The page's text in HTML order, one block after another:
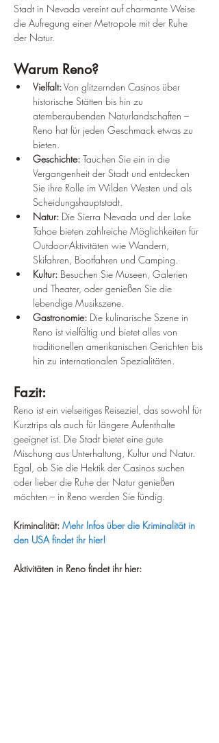
Stadt in Nevada vereint auf charmante Weise
die Aufregung einer Metropole mit der Ruhe
der Natur.
Warum Reno?
Vielfalt: Von glitzernden Casinos über
historische Stätten bis hin zu
atemberaubenden Naturlandschaften –
Reno hat für jeden Geschmack etwas zu
bieten.
Geschichte: Tauchen Sie ein in die
Vergangenheit der Stadt und entdecken
Sie ihre Rolle im Wilden Westen und als
Scheidungshauptstadt.
Natur: Die Sierra Nevada und der Lake
Tahoe bieten zahlreiche Möglichkeiten für
Outdoor-Aktivitäten wie Wandern,
Skifahren, Bootfahren und Camping.
Kultur: Besuchen Sie Museen, Galerien
und Theater, oder genießen Sie die
lebendige Musikszene.
Gastronomie: Die kulinarische Szene in
Reno ist vielfältig und bietet alles von
traditionellen amerikanischen Gerichten bis
hin zu internationalen Spezialitäten.
Fazit:
Reno ist ein vielseitiges Reiseziel, das sowohl für
Kurztrips als auch für längere Aufenthalte
geeignet ist. Die Stadt bietet eine gute
Mischung aus Unterhaltung, Kultur und Natur.
Egal, ob Sie die Hektik der Casinos suchen
oder lieber die Ruhe der Natur genießen
möchten – in Reno werden Sie fündig.
Kriminalität: Mehr Infos über die Kriminalität in
den USA findet ihr hier!
Aktivitäten in Reno findet ihr hier: